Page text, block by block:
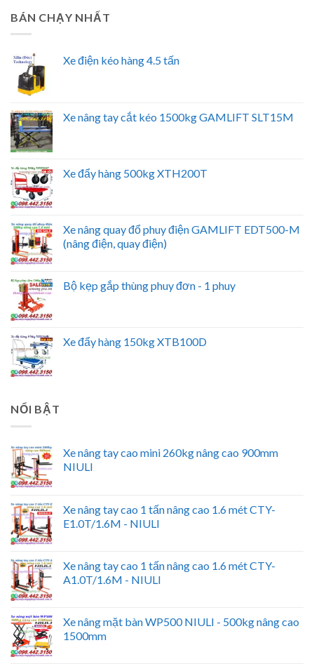
BÁN CHẠY NHẤT
Xe điện kéo hàng 4.5 tấn
Xe nâng tay cắt kéo 1500kg GAMLIFT SLT15M
Xe đẩy hàng 500kg XTH200T
Xe nâng quay đổ phuy điện GAMLIFT EDT500-M
(nâng điện, quay điện)
Bộ kẹp gắp thùng phuy đơn - 1 phuy
Xe đẩy hàng 150kg XTB100D
NỔI BẬT
Xe nâng tay cao mini 260kg nâng cao 900mm
NIULI
Xe nâng tay cao 1 tấn nâng cao 1.6 mét CTY-
E1.0T/1.6M - NIULI
Xe nâng tay cao 1 tấn nâng cao 1.6 mét CTY-
A1.0T/1.6M - NIULI
Xe nâng mặt bàn WP500 NIULI - 500kg nâng cao
1500mm